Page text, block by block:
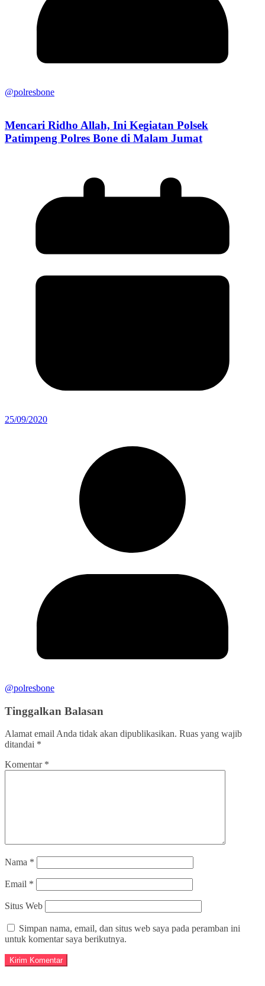
@polresbone
Mencari Ridho Allah, Ini Kegiatan Polsek
Patimpeng Polres Bone di Malam Jumat
25/09/2020
@polresbone
Tinggalkan Balasan
Alamat email Anda tidak akan dipublikasikan. Ruas yang wajib
ditandai *
Komentar *
Nama *
Email *
Situs Web
Simpan nama, email, dan situs web saya pada peramban ini
untuk komentar saya berikutnya.